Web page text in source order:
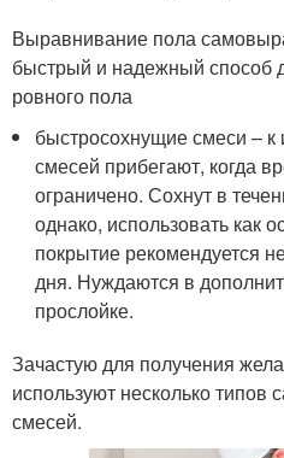
Выравнивание пола
быстрый и надежный способ
ровного пола
быстросохнущие смеси – к
смесей прибегают, когда
ограничено. Сохнут в
однако, использовать как
покрытие рекомендуется
дня. Нуждаются в
прослойке.
Зачастую для получения
используют несколько
смесей.